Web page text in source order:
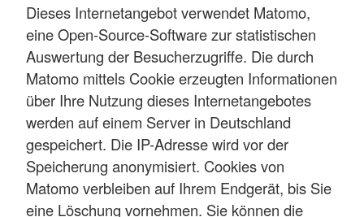
Dieses Internetangebot verwendet Matomo,
eine Open-Source-Software zur statistischen
Auswertung der Besucherzugriffe. Die durch
Matomo mittels Cookie erzeugten Informationen
über Ihre Nutzung dieses Internetangebotes
werden auf einem Server in Deutschland
gespeichert. Die IP-Adresse wird vor der
Speicherung anonymisiert. Cookies von
Matomo verbleiben auf Ihrem Endgerät, bis Sie
eine Löschung vornehmen. Sie können die